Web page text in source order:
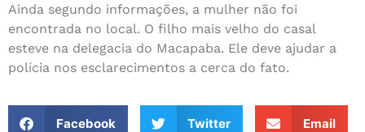
Ainda segundo informações, a mulher não foi
encontrada no local. O filho mais velho do casal
esteve na delegacia do Macapaba. Ele deve ajudar a
polícia nos esclarecimentos a cerca do fato.
Facebook Twitter Email